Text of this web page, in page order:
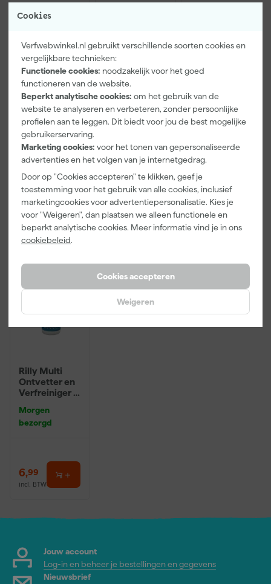
Cookies
Verfwebwinkel.nl gebruikt verschillende soorten cookies en
vergelijkbare technieken:
Functionele cookies: noodzakelijk voor het goed
functioneren van de website.
Beperkt analytische cookies: om het gebruik van de
website te analyseren en verbeteren, zonder persoonlijke
profielen aan te leggen. Dit biedt voor jou de best mogelijke
gebruikerservaring.
Marketing cookies: voor het tonen van gepersonaliseerde
advertenties en het volgen van je internetgedrag.
Door op "Cookies accepteren" te klikken, geef je
toestemming voor het gebruik van alle cookies, inclusief
marketingcookies voor advertentiepersonalisatie. Kies je
voor "Weigeren", dan plaatsen we alleen functionele en
beperkt analytische cookies. Meer informatie vind je in ons
cookiebeleid.
Cookies accepteren
Weigeren
Paintura
Lucamax
Washi tape -
50mx24mm
Morgen
bezorgd
3,99
incl. BTW
Go!Paint
Economy S
15 x 32 cm + 5
inzetbakken
Morgen
bezorgd
2,99
incl. BTW
Anza PRO
Muurverfset
MICMEX set
Morgen
bezorgd
19,95
incl. BTW
Rilly Multi
Ontvetter en
Verfreiniger –
Morgen
bezorgd
6,99
incl. BTW
Jouw account
Log-in en beheer je bestellingen en gegevens
Nieuwsbrief